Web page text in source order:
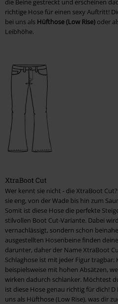
richtige Hose für einen sexy Auftritt!
bei uns als Hüfthose (Low Rise) oder
Leibhöhe.
XtraBoot Cut
Wer kennt sie nicht - die XtraBoot
sie eng, von der Wade bis hin zum
Somit ist diese Hose die perfekte
stilvollen Boot Cut-Variante. Dabei
vernachlässigt, sondern schon
ausgestellten Hosenbeine finden
darunter, daher der Name XtraBoot
Schlaghose ist mit jeder Figur
beispielsweise mit hohen Absätzen,
wirken dadurch schlanker. Möchtest
ist diese Hose genau richtig für dich!
uns als Hüfthose (Low Rise), was dir